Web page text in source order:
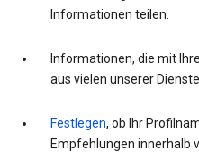
Informationen teilen.
Informationen, die mit
aus vielen unserer Dienste
Festlegen, ob Ihr
Empfehlungen innerhalb